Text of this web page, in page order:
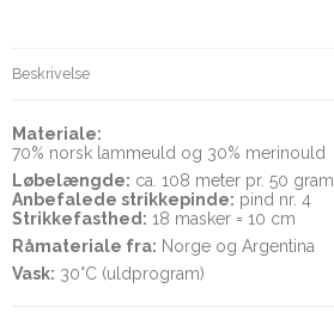
Beskrivelse
Materiale:
70% norsk lammeuld og 30% merinould
Løbelængde: ca. 108 meter pr. 50 gram
Anbefalede strikkepinde: pind nr. 4
Strikkefasthed: 18 masker = 10 cm
Råmateriale fra: Norge og Argentina
Vask: 30°C (uldprogram)